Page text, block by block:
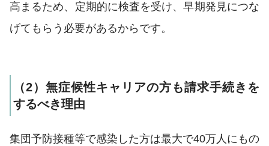
高まるため、定期的に検査を受け、早期発見につな
げてもらう必要があるからです。
（2）無症候性キャリアの方も請求手続きを
するべき理由
集団予防接種等で感染した方は最大で40万人にもの